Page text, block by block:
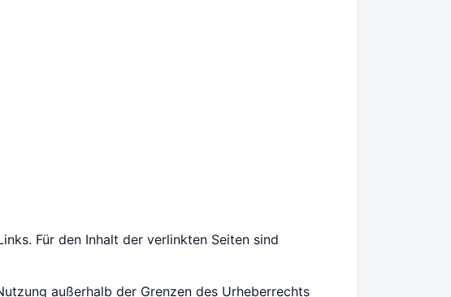
Für den Inhalt der verlinkten Seiten sind
außerhalb der Grenzen des Urheberrechts